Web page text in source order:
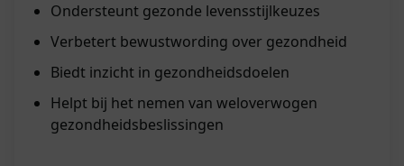
Ondersteunt gezonde levensstijlkeuzes
Verbetert bewustwording over gezondheid
Biedt inzicht in gezondheidsdoelen
Helpt bij het nemen van weloverwogen
gezondheidsbeslissingen